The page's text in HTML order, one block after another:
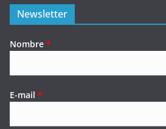
Newsletter
Nombre *
E-mail *